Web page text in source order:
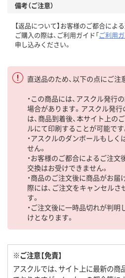
備考（ご注意）
【返品について】お客様のご都合によ
ご購入の際は、ご利用ガイド「ご利用
申し込みください。
直送品のため、以下の点にご注
・この商品には、アスクル発行
場合があります。アスクル発
は、商品到着後、本サイト上の
ルにて印刷することが可能です
・アスクルのダンボールもし
せん。
・お客様のご都合によるご注文
交換はお受けできません。
・商品のご注文後に商品がお
際には、ご注文をキャンセル
す。
・ご注文後に一時品切れが判明
けとなります。
※ご注意【免責】
アスクルでは、サイト上に最新の